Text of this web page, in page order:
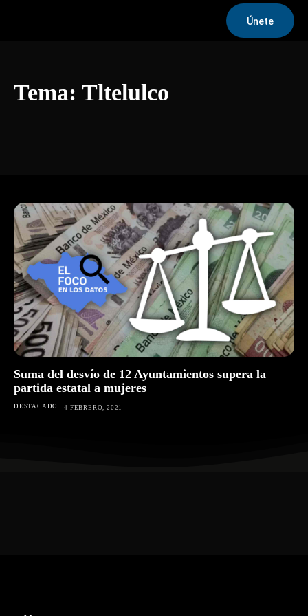
Únete
Tema: Tltelulco
Suma del desvío de 12 Ayuntamientos supera la
partida estatal a mujeres
DESTACADO 4 FEBRERO, 2021